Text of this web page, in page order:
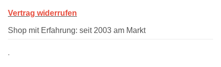
Vertrag widerrufen
Shop mit Erfahrung: seit 2003 am Markt
.